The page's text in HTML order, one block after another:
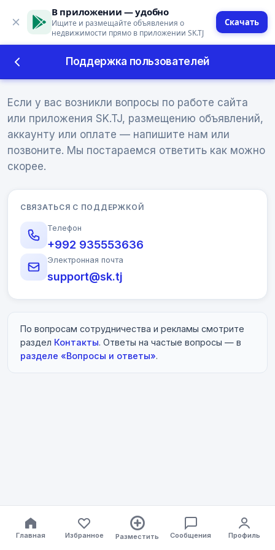
В приложении — удобно
Ищите и размещайте объявления о
недвижимости прямо в приложении SK.TJ
Скачать
Поддержка пользователей
Поддержка пользователей
Если у вас возникли вопросы по работе сайта
или приложения SK.TJ, размещению объявлений,
аккаунту или оплате — напишите нам или
позвоните. Мы постараемся ответить как можно
скорее.
СВЯЗАТЬСЯ С ПОДДЕРЖКОЙ
Телефон
+992 935553636
Электронная почта
support@sk.tj
По вопросам сотрудничества и рекламы смотрите
раздел Контакты. Ответы на частые вопросы — в
разделе «Вопросы и ответы».
Главная Избранное Разместить Сообщения Профиль